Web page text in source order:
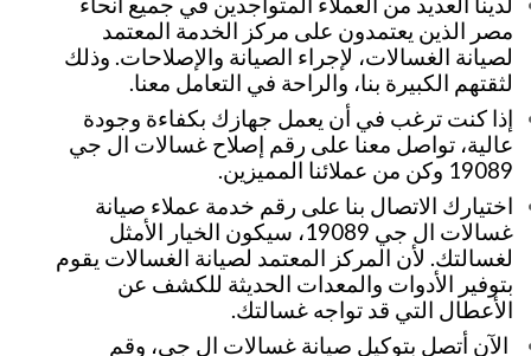
مصر الذين يعتمدون على مركز الخدمة المعتمد
لصيانة الغسالات، لإجراء الصيانة والإصلاحات. وذلك
لثقتهم الكبيرة بنا، والراحة في التعامل معنا.
إذا كنت ترغب في أن يعمل جهازك بكفاءة وجودة
عالية، تواصل معنا على رقم إصلاح غسالات ال جي
19089 وكن من عملائنا المميزين.
اختيارك الاتصال بنا على رقم خدمة عملاء صيانة
غسالات ال جي 19089، سيكون الخيار الأمثل
لغسالتك. لأن المركز المعتمد لصيانة الغسالات يقوم
بتوفير الأدوات والمعدات الحديثة للكشف عن
الأعطال التي قد تواجه غسالتك.
الآن أتصل بتوكيل صيانة غسالات ال جي، وقم